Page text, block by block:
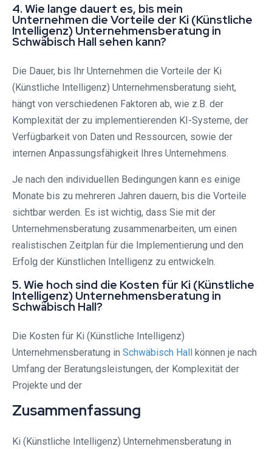
4. Wie lange dauert es, bis mein
Unternehmen die Vorteile der Ki (Künstliche
Intelligenz) Unternehmensberatung in
Schwäbisch Hall sehen kann?
Die Dauer, bis Ihr Unternehmen die Vorteile der Ki
(Künstliche Intelligenz) Unternehmensberatung sieht,
hängt von verschiedenen Faktoren ab, wie z.B. der
Komplexität der zu implementierenden KI-Systeme, der
Verfügbarkeit von Daten und Ressourcen, sowie der
internen Anpassungsfähigkeit Ihres Unternehmens.
Je nach den individuellen Bedingungen kann es einige
Monate bis zu mehreren Jahren dauern, bis die Vorteile
sichtbar werden. Es ist wichtig, dass Sie mit der
Unternehmensberatung zusammenarbeiten, um einen
realistischen Zeitplan für die Implementierung und den
Erfolg der Künstlichen Intelligenz zu entwickeln.
5. Wie hoch sind die Kosten für Ki (Künstliche
Intelligenz) Unternehmensberatung in
Schwäbisch Hall?
Die Kosten für Ki (Künstliche Intelligenz)
Unternehmensberatung in Schwäbisch Hall können je nach
Umfang der Beratungsleistungen, der Komplexität der
Projekte und der
Zusammenfassung
Ki (Künstliche Intelligenz) Unternehmensberatung in